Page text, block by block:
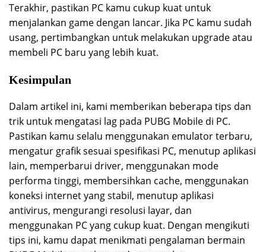
Terakhir, pastikan PC kamu cukup kuat untuk
menjalankan game dengan lancar. Jika PC kamu sudah
usang, pertimbangkan untuk melakukan upgrade atau
membeli PC baru yang lebih kuat.
Kesimpulan
Dalam artikel ini, kami memberikan beberapa tips dan
trik untuk mengatasi lag pada PUBG Mobile di PC.
Pastikan kamu selalu menggunakan emulator terbaru,
mengatur grafik sesuai spesifikasi PC, menutup aplikasi
lain, memperbarui driver, menggunakan mode
performa tinggi, membersihkan cache, menggunakan
koneksi internet yang stabil, menutup aplikasi
antivirus, mengurangi resolusi layar, dan
menggunakan PC yang cukup kuat. Dengan mengikuti
tips ini, kamu dapat menikmati pengalaman bermain